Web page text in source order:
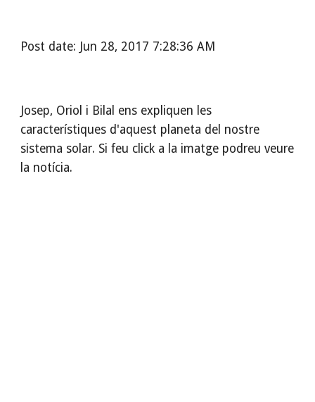
Post date: Jun 28, 2017 7:28:36 AM
Josep, Oriol i Bilal ens expliquen les
característiques d'aquest planeta del nostre
sistema solar. Si feu click a la imatge podreu veure
la notícia.